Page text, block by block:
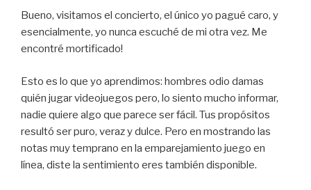
Bueno, visitamos el concierto, el único yo pagué caro, y
esencialmente, yo nunca escuché de mi otra vez. Me
encontré mortificado!
Esto es lo que yo aprendimos: hombres odio damas
quién jugar videojuegos pero, lo siento mucho informar,
nadie quiere algo que parece ser fácil. Tus propósitos
resultó ser puro, veraz y dulce. Pero en mostrando las
notas muy temprano en la emparejamiento juego en
línea, diste la sentimiento eres también disponible.